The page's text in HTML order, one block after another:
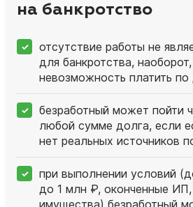
на банкротство
отсутствие работы не
для банкротства,
невозможность платить по
безработный может пойти
любой сумме долга, если
нет реальных источников
при выполнении условий
до 1 млн ₽, оконченные ИП,
имущества) безработный